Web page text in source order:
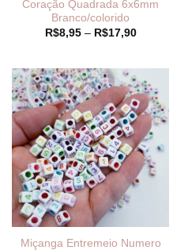
Coração Quadrada 6x6mm
Branco/colorido
R$8,95 – R$17,90Faixa
através
R$17,90
Miçanga Entremeio Numero